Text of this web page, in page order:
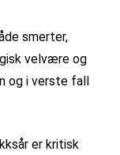
smerter,
velvære og
og i verste fall
er kritisk